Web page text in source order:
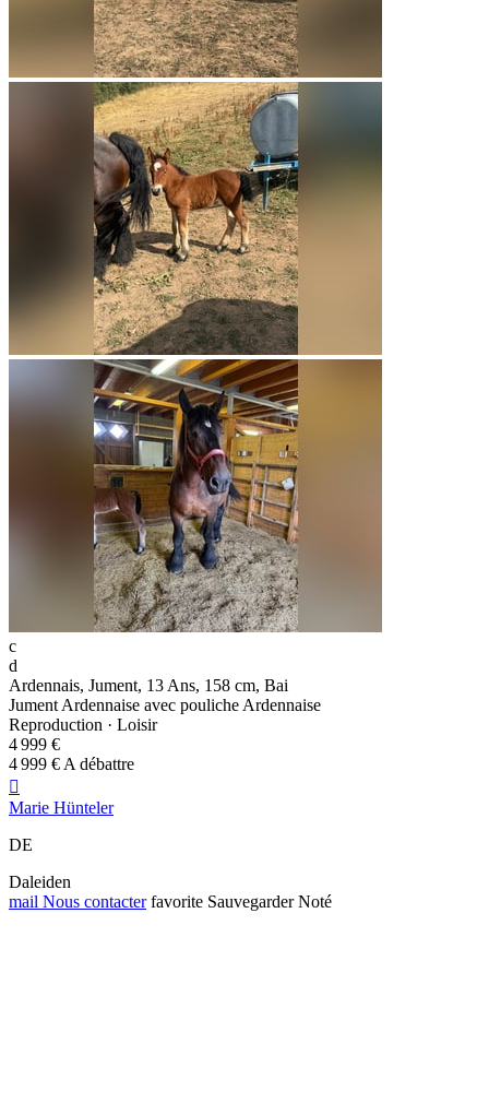
c
d
Ardennais, Jument, 13 Ans, 158 cm, Bai
Jument Ardennaise avec pouliche Ardennaise
Reproduction · Loisir
4 999 €
4 999 € A débattre

Marie Hünteler
DE
Daleiden
mail Nous contacter favorite Sauvegarder Noté